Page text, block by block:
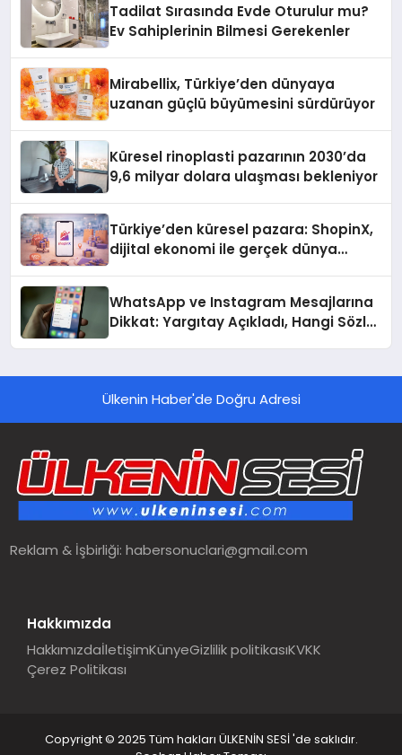
Tadilat Sırasında Evde Oturulur mu?
Ev Sahiplerinin Bilmesi Gerekenler
Mirabellix, Türkiye’den dünyaya
uzanan güçlü büyümesini sürdürüyor
Küresel rinoplasti pazarının 2030’da
9,6 milyar dolara ulaşması bekleniyor
Türkiye’den küresel pazara: ShopinX,
dijital ekonomi ile gerçek dünya
WhatsApp ve Instagram Mesajlarına
Dikkat: Yargıtay Açıkladı, Hangi Sözler
Ülkenin Haber'de Doğru Adresi
Reklam & İşbirliği:habersonuclari@gmail.com
Hakkımızda
HakkımızdaİletişimKünyeGizlilik politikasıKVKK
Çerez Politikası
Copyright © 2025 Tüm hakları ÜLKENİN SESİ 'de saklıdır.